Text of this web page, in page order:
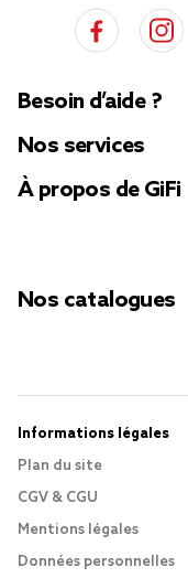
Besoin d’aide ?
Nos services
À propos de GiFi
Nos catalogues
Informations légales
Plan du site
CGV & CGU
Mentions légales
Données personnelles